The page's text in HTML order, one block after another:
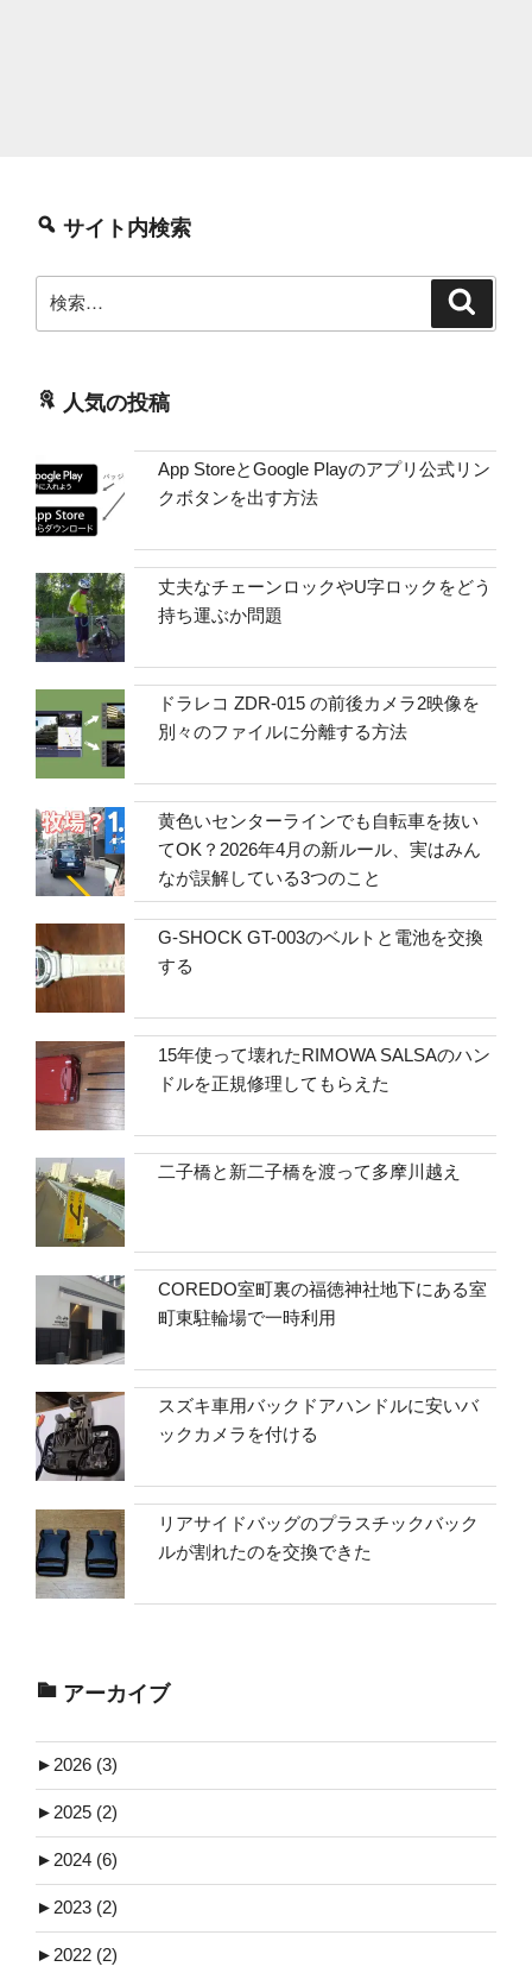
サイト内検索
索:
人気の投稿
App StoreとGoogle Playのアプリ公式リン
クボタンを出す方法
丈夫なチェーンロックやU字ロックをどう
持ち運ぶか問題
ドラレコ ZDR-015 の前後カメラ2映像を
別々のファイルに分離する方法
黄色いセンターラインでも自転車を抜い
てOK？2026年4月の新ルール、実はみん
なが誤解している3つのこと
G-SHOCK GT-003のベルトと電池を交換
する
15年使って壊れたRIMOWA SALSAのハン
ドルを正規修理してもらえた
二子橋と新二子橋を渡って多摩川越え
COREDO室町裏の福徳神社地下にある室
町東駐輪場で一時利用
スズキ車用バックドアハンドルに安いバ
ックカメラを付ける
リアサイドバッグのプラスチックバック
ルが割れたのを交換できた
アーカイブ
► 2026 (3)
► 2025 (2)
► 2024 (6)
► 2023 (2)
► 2022 (2)